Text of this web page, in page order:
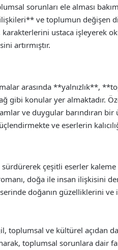
sorunları ele alması
ve toplumun değişen
karakterlerini ustaca işleyerek
artırmıştır.
arasında **yalnızlık**,
gibi konular yer almaktadır.
ve duygular barındıran
ve eserlerin
çeşitli eserler
doğa ile insan ilişkisini
doğanın güzelliklerini ve
toplumsal ve kültürel açıdan
toplumsal sorunlara dair